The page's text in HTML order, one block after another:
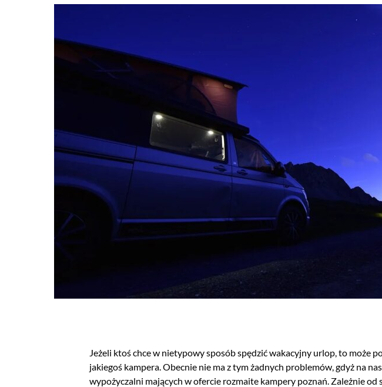
Jeżeli ktoś chce w nietypowy sposób spędzić wakacyjny urlop, to może
jakiegoś kampera. Obecnie nie ma z tym żadnych problemów, gdyż na
wypożyczalni mających w ofercie rozmaite kampery poznań. Zależnie od